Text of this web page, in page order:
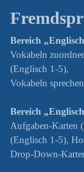
Bereich
Vokabeln
(Englisch 1-5),
Vokabeln
Bereich
Aufgaben-Karten
(Englisch 1-5),
Drop-Down-